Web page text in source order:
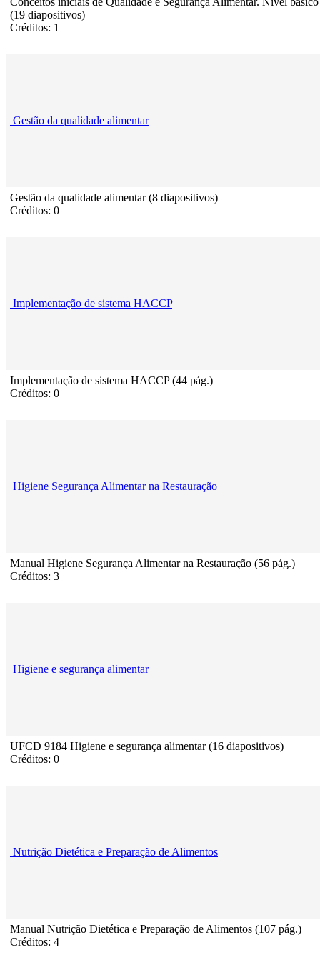
(19 diapositivos)
Créditos: 1
Gestão da qualidade alimentar
Gestão da qualidade alimentar (8 diapositivos)
Créditos: 0
Implementação de sistema HACCP
Implementação de sistema HACCP (44 pág.)
Créditos: 0
Higiene Segurança Alimentar na Restauração
Manual Higiene Segurança Alimentar na Restauração (56 pág.)
Créditos: 3
Higiene e segurança alimentar
UFCD 9184 Higiene e segurança alimentar (16 diapositivos)
Créditos: 0
Nutrição Dietética e Preparação de Alimentos
Manual Nutrição Dietética e Preparação de Alimentos (107 pág.)
Créditos: 4